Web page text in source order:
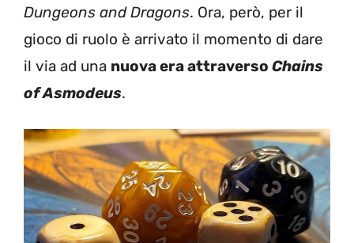
Dungeons and Dragons. Ora, però, per il
gioco di ruolo è arrivato il momento di dare
il via ad una nuova era attraverso Chains
of Asmodeus.